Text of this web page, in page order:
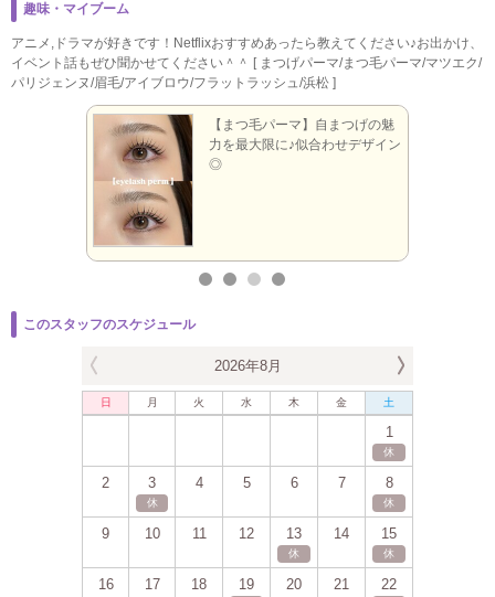
趣味・マイブーム
アニメ,ドラマが好きです！Netflixおすすめあったら教えてください♪お出かけ、
イベント話もぜひ聞かせてください＾＾ [ まつげパーマ/まつ毛パーマ/マツエク/
パリジェンヌ/眉毛/アイブロウ/フラットラッシュ/浜松 ]
【まつ毛パーマ】自まつげの魅
力を最大限に♪似合わせデザイン
◎
このスタッフのスケジュール
2026年8月
日 月 火 水 木 金 土
1
休
2 3
休
4 5 6 7 8
休
9 10 11 12 13
休
14 15
休
16 17 18 19 20 21 22